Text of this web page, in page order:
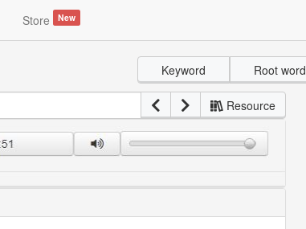
Store New
Keyword Root word
Resource